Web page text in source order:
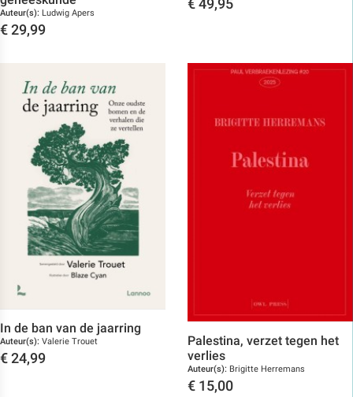
Auteur(s): Ludwig Apers
€ 29,99
€ 49,95
In de ban van de jaarring
Auteur(s): Valerie Trouet
€ 24,99
Palestina, verzet tegen het
verlies
Auteur(s): Brigitte Herremans
€ 15,00